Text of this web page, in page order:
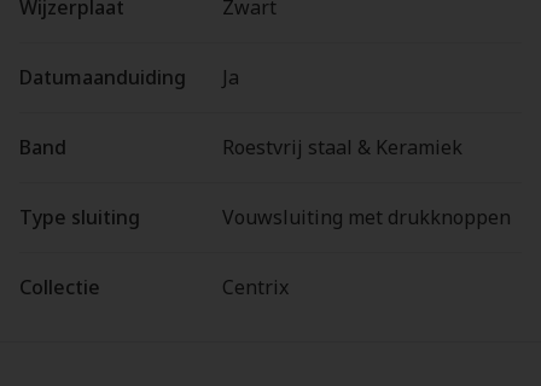
Wijzerplaat Zwart
Datumaanduiding Ja
Band Roestvrij staal & Keramiek
Type sluiting Vouwsluiting met drukknoppen
Collectie Centrix